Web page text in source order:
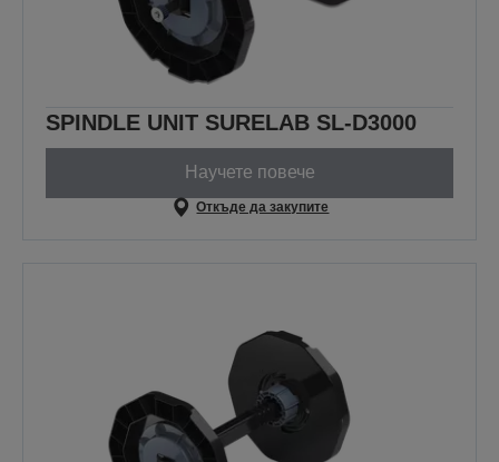
SPINDLE UNIT SURELAB SL-D3000
Научете повече
Откъде да закупите